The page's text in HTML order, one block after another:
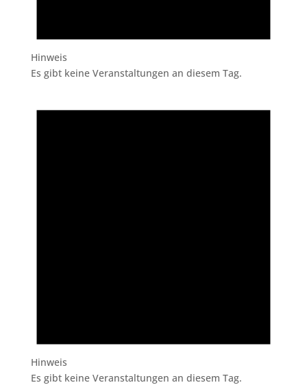
Hinweis
Es gibt keine Veranstaltungen an diesem Tag.
Hinweis
Es gibt keine Veranstaltungen an diesem Tag.